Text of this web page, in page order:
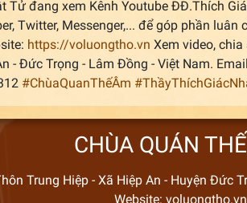
Tử đang xem Kênh Youtube ĐĐ.Thích
Twitter, Messenger,... để góp phần
https://voluongtho.vn Xem video, chia
- Đức Trọng - Lâm Đồng - Việt Nam.
#ChùaQuanThếÂm
CHÙA QUÁN
Trung Hiệp - Xã Hiệp An - Huyện Đức
Website: voluongtho.vn